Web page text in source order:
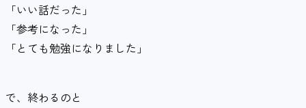
「いい話だった」
「参考になった」
「とても勉強になりました」
で、終わるのと